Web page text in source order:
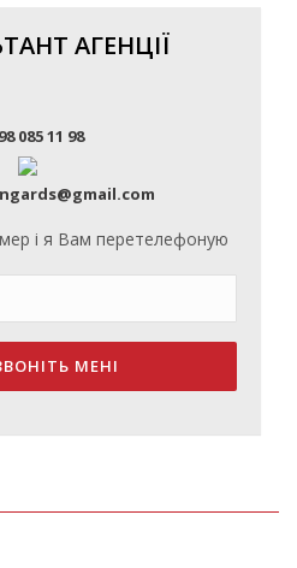
АГЕНЦІЇ
085 11 98
і я Вам перетелефоную
МЕНІ